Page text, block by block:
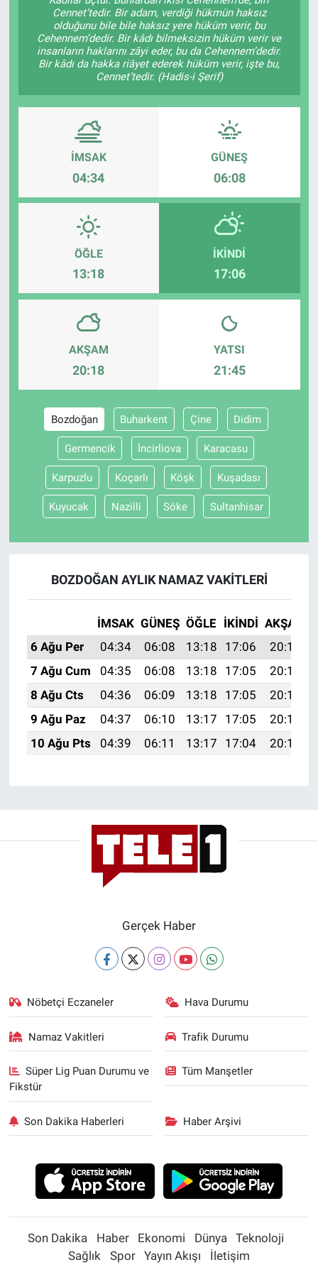
Cennet’tedir. Bir adam, verdiği hükmün haksız
olduğunu bile bile haksız yere hüküm verir, bu
Cehennem’dedir. Bir kâdı bilmeksizin hüküm verir ve
insanların haklarını zâyi eder, bu da Cehennem’dedir.
Bir kâdı da hakka riâyet ederek hüküm verir, işte bu,
Cennet’tedir. (Hadis-i Şerif)
İMSAK
04:34
GÜNEŞ
06:08
ÖĞLE
13:18
İKINDI
17:06
AKŞAM
20:18
YATSI
21:45
Bozdoğan Buharkent Çine Didim
Germencik İncirliova Karacasu
Karpuzlu Koçarlı Köşk Kuşadası
Kuyucak Nazilli Söke Sultanhisar
BOZDOĞAN AYLIK NAMAZ VAKITLERI
İMSAK GÜNEŞ ÖĞLE İKINDI AKŞAM
6 Ağu Per
04:34 06:08 13:18 17:06 20:18
7 Ağu Cum
04:35 06:08 13:18 17:05 20:17
8 Ağu Cts
04:36 06:09 13:18 17:05 20:16
9 Ağu Paz
04:37 06:10 13:17 17:05 20:15
10 Ağu Pts
04:39 06:11 13:17 17:04 20:14
Gerçek Haber
Nöbetçi Eczaneler Hava Durumu
Namaz Vakitleri Trafik Durumu
Süper Lig Puan Durumu ve
Fikstür
Tüm Manşetler
Son Dakika Haberleri Haber Arşivi
Son Dakika Haber Ekonomi Dünya
Teknoloji
Sağlık
Spor Yayın Akışı İletişim
Ege'den Esintiler
Eğitim
Eğlence
Ekonomi
Forum
Gerçeğin İzinde
Gün Başlıyor
Gün Bitiyor
Gün Ortası
Gündem Özel
Günün görüntüsü
Haber
İlan
Kimdir
Kültür Sanat
Nedir
Popüler
Programlar
Sağlık
Teknoloji
Türkiye'nin Geleceği
Yerel Yaşam
Canlı Yayın
İletişim